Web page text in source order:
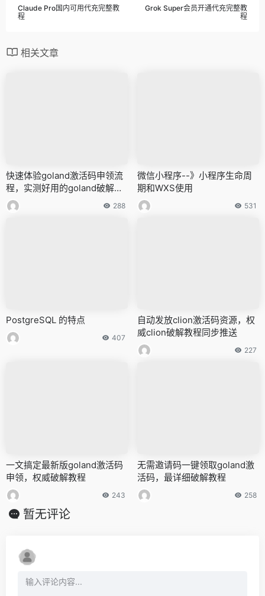
Claude Pro国内可用代充完整教
程
Grok Super会员开通代充完整教
程
相关文章
快速体验goland激活码申领流
程，实测好用的goland破解教
程
288
微信小程序--》小程序生命周
期和WXS使用
531
PostgreSQL 的特点
407
自动发放clion激活码资源，权
威clion破解教程同步推送
227
一文搞定最新版goland激活码
申领，权威破解教程
243
无需邀请码一键领取goland激
活码，最详细破解教程
258
暂无评论